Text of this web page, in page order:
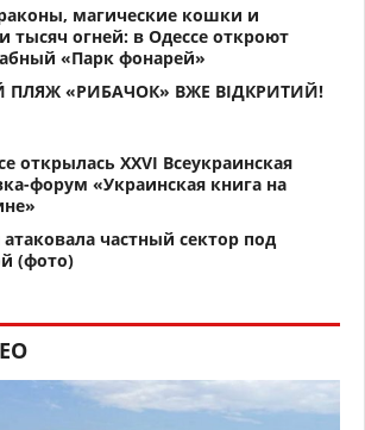
магические кошки и
тысяч огней: в Одессе откроют
«Парк фонарей»
ПЛЯЖ «РИБАЧОК» ВЖЕ ВІДКРИТИЙ!
открылась XXVI Всеукраинская
форум «Украинская книга на
атаковала частный сектор под
(фото)